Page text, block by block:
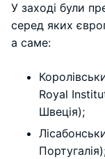
У заході були
серед яких
а саме:
Royal
Швеція);